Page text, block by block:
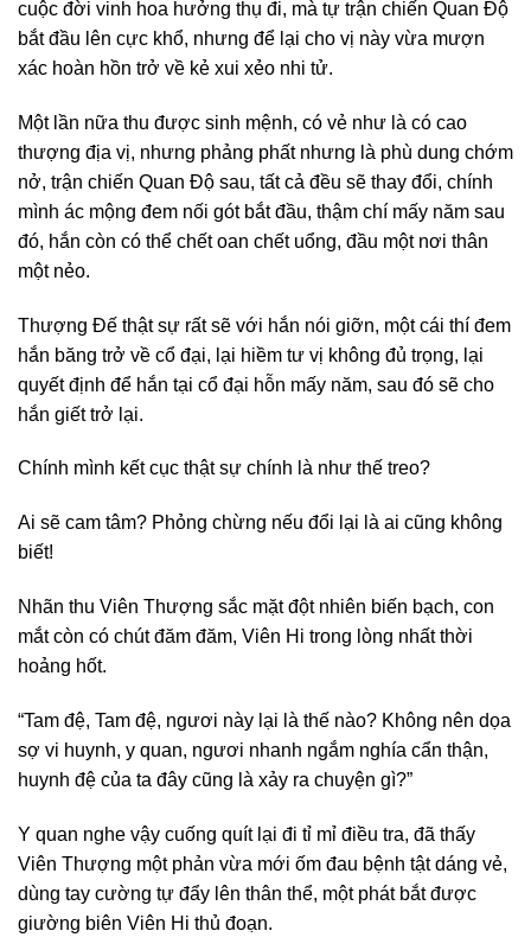
cuộc đời vinh hoa hưởng thụ đi, mà tự trận chiến Quan Độ
bắt đầu lên cực khổ, nhưng để lại cho vị này vừa mượn
xác hoàn hồn trở về kẻ xui xẻo nhi tử.
Một lần nữa thu được sinh mệnh, có vẻ như là có cao
thượng địa vị, nhưng phảng phất nhưng là phù dung chớm
nở, trận chiến Quan Độ sau, tất cả đều sẽ thay đổi, chính
mình ác mộng đem nối gót bắt đầu, thậm chí mấy năm sau
đó, hắn còn có thể chết oan chết uổng, đầu một nơi thân
một nẻo.
Thượng Đế thật sự rất sẽ với hắn nói giỡn, một cái thí đem
hắn băng trở về cổ đại, lại hiềm tư vị không đủ trọng, lại
quyết định để hắn tại cổ đại hỗn mấy năm, sau đó sẽ cho
hắn giết trở lại.
Chính mình kết cục thật sự chính là như thế treo?
Ai sẽ cam tâm? Phỏng chừng nếu đổi lại là ai cũng không
biết!
Nhãn thu Viên Thượng sắc mặt đột nhiên biến bạch, con
mắt còn có chút đăm đăm, Viên Hi trong lòng nhất thời
hoảng hốt.
“Tam đệ, Tam đệ, ngươi này lại là thế nào? Không nên dọa
sợ vi huynh, y quan, ngươi nhanh ngắm nghía cẩn thận,
huynh đệ của ta đây cũng là xảy ra chuyện gì?”
Y quan nghe vậy cuống quít lại đi tỉ mỉ điều tra, đã thấy
Viên Thượng một phản vừa mới ốm đau bệnh tật dáng vẻ,
dùng tay cường tự đẩy lên thân thể, một phát bắt được
giường biên Viên Hi thủ đoạn.